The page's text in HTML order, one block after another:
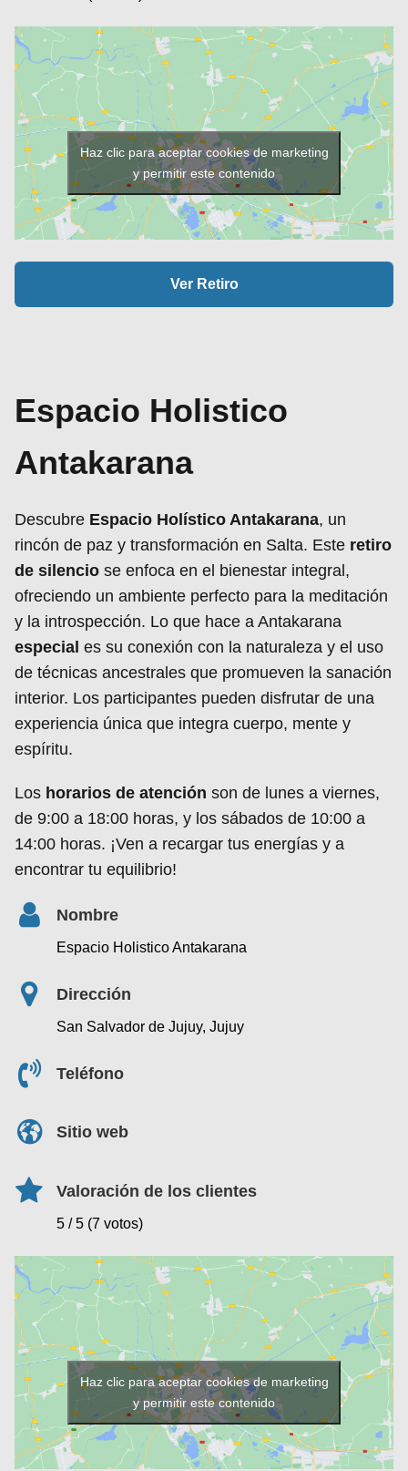
Haz clic para aceptar cookies de marketing
y permitir este contenido
Ver Retiro
Espacio Holistico
Antakarana
Descubre Espacio Holístico Antakarana, un
rincón de paz y transformación en Salta. Este retiro
de silencio se enfoca en el bienestar integral,
ofreciendo un ambiente perfecto para la meditación
y la introspección. Lo que hace a Antakarana
especial es su conexión con la naturaleza y el uso
de técnicas ancestrales que promueven la sanación
interior. Los participantes pueden disfrutar de una
experiencia única que integra cuerpo, mente y
espíritu.
Los horarios de atención son de lunes a viernes,
de 9:00 a 18:00 horas, y los sábados de 10:00 a
14:00 horas. ¡Ven a recargar tus energías y a
encontrar tu equilibrio!
Nombre
Espacio Holistico Antakarana
Dirección
San Salvador de Jujuy, Jujuy
Teléfono
Sitio web
Valoración de los clientes
5 / 5 (7 votos)
Haz clic para aceptar cookies de marketing
y permitir este contenido